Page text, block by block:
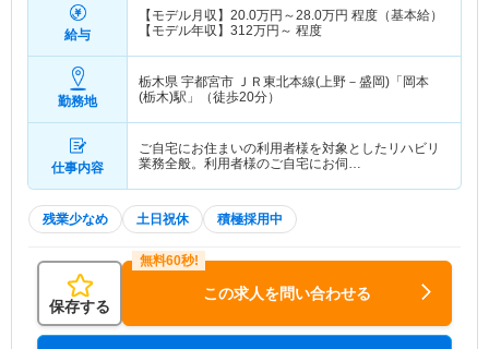
給与
【モデル月収】 20.0万円～28.0万円 程度（基本給）
【モデル年収】 312万円～ 程度
勤務地
栃木県 宇都宮市
ＪＲ東北本線(上野－盛岡)「岡本
(栃木)駅」（徒歩20分）
仕事内容
ご自宅にお住まいの利用者様を対象としたリハビリ
業務全般。利用者様のご自宅にお伺…
残業少なめ 土日祝休 積極採用中
保存する
この求人を問い合わせる